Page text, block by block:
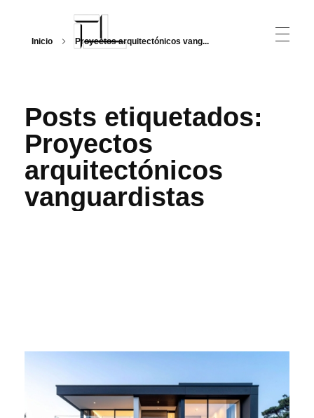
Inicio Proyectos arquitectónicos vang...
Posts etiquetados:
Proyectos
arquitectónicos
vanguardistas